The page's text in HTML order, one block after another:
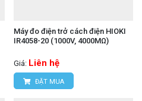
Máy đo điện trở cách điện HIOKI
IR4058-20 (1000V, 4000MΩ)
Giá: Liên hệ
ĐẶT MUA